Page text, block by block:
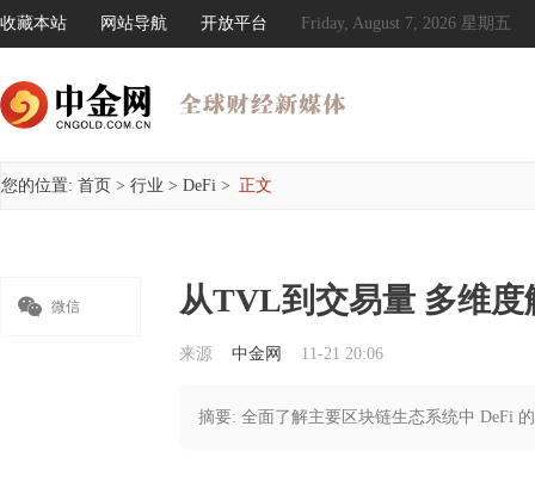
收藏本站 网站导航 开放平台 Friday, August 7, 2026 星期五
您的位置: 首页 > 行业 > DeFi > 正文
 微信 从TVL到交易量 多维
来源 中金网 11-21 20:06
摘要: 全面了解主要区块链生态系统中 DeFi